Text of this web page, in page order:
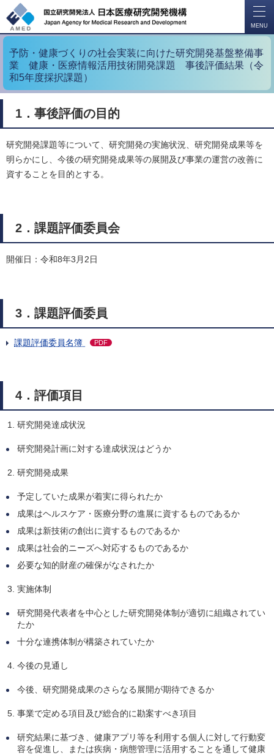
MENU
予防・健康づくりの社会実装に向けた研究開発基盤整備事
業 健康・医療情報活用技術開発課題 事後評価結果（令
和5年度採択課題）
1．事後評価の目的
研究開発課題等について、研究開発の実施状況、研究開発成果等を
明らかにし、今後の研究開発成果等の展開及び事業の運営の改善に
資することを目的とする。
2．課題評価委員会
開催日：令和8年3月2日
3．課題評価委員
課題評価委員名簿 PDF
4．評価項目
研究開発達成状況
研究開発計画に対する達成状況はどうか
研究開発成果
予定していた成果が着実に得られたか
成果はヘルスケア・医療分野の進展に資するものであるか
成果は新技術の創出に資するものであるか
成果は社会的ニーズへ対応するものであるか
必要な知的財産の確保がなされたか
実施体制
研究開発代表者を中心とした研究開発体制が適切に組織されてい
たか
十分な連携体制が構築されていたか
今後の見通し
今後、研究開発成果のさらなる展開が期待できるか
事業で定める項目及び総合的に勘案すべき項目
研究結果に基づき、健康アプリ等を利用する個人に対して行動変
容を促進し、または疾病・病態管理に活用することを通して健康